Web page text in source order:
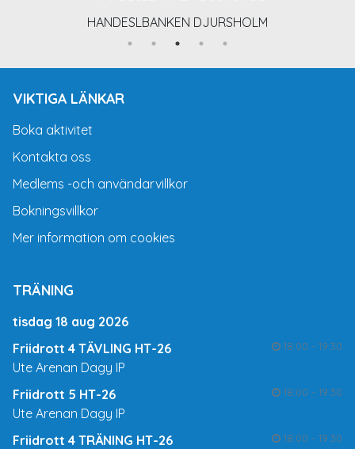
HANDESLBANKEN DJURSHOLM
VIKTIGA LÄNKAR
Boka aktivitet
Kontakta oss
Medlems -och användarvillkor
Bokningsvillkor
Mer information om cookies
TRÄNING
tisdag 18 aug 2026
Friidrott 4 TÄVLING HT-26
18:00 - 19:30
Ute Arenan Dagy IP
Friidrott 5 HT-26
18:00 - 19:30
Ute Arenan Dagy IP
Friidrott 4 TRÄNING HT-26
18:00 - 19:30